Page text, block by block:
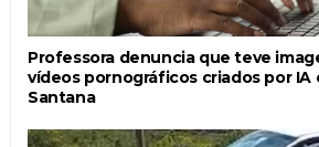
Professora denuncia que teve
vídeos pornográficos criados por IA
Santana